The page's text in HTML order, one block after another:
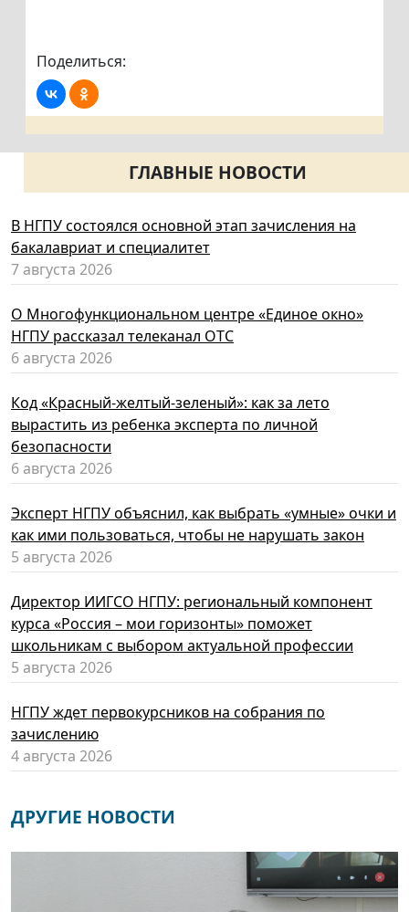
Поделиться:
ГЛАВНЫЕ НОВОСТИ
В НГПУ состоялся основной этап зачисления на
бакалавриат и специалитет
7 августа 2026
О Многофункциональном центре «Единое окно»
НГПУ рассказал телеканал ОТС
6 августа 2026
Код «Красный-желтый-зеленый»: как за лето
вырастить из ребенка эксперта по личной
безопасности
6 августа 2026
Эксперт НГПУ объяснил, как выбрать «умные» очки и
как ими пользоваться, чтобы не нарушать закон
5 августа 2026
Директор ИИГСО НГПУ: региональный компонент
курса «Россия – мои горизонты» поможет
школьникам с выбором актуальной профессии
5 августа 2026
НГПУ ждет первокурсников на собрания по
зачислению
4 августа 2026
ДРУГИЕ НОВОСТИ